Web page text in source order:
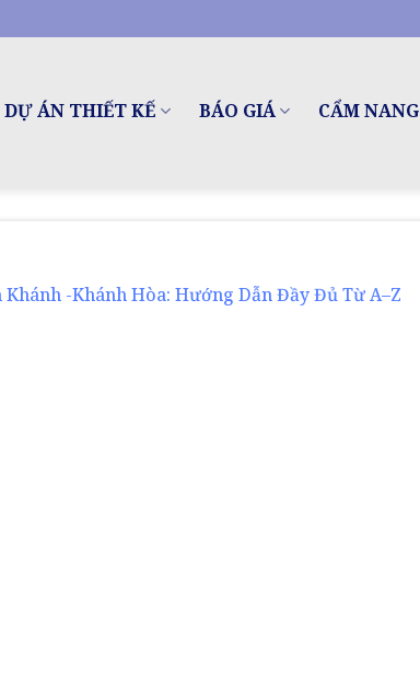
DỰ ÁN THIẾT KẾ BÁO GIÁ CẨM NANG
Khánh -Khánh Hòa: Hướng Dẫn Đầy Đủ Từ A–Z